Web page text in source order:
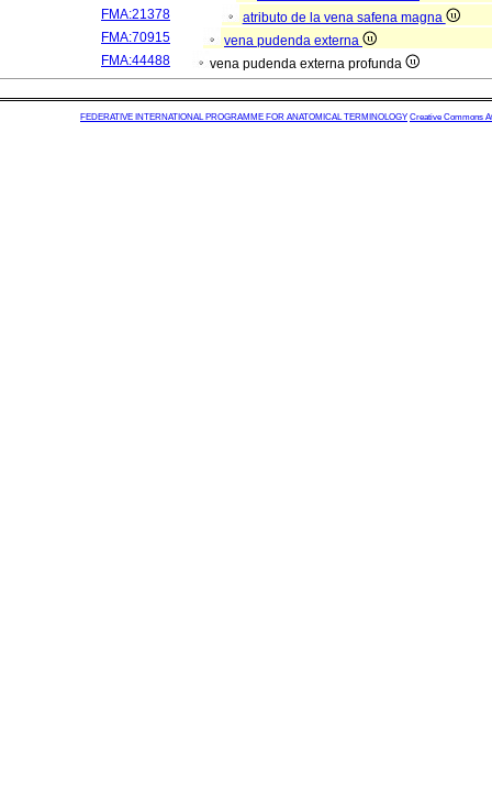
FMA:21378
atributo de la vena safena magna
FMA:70915
vena pudenda externa
FMA:44488
vena pudenda externa profunda
FEDERATIVE INTERNATIONAL PROGRAMME FOR ANATOMICAL TERMINOLOGY Creative Commons